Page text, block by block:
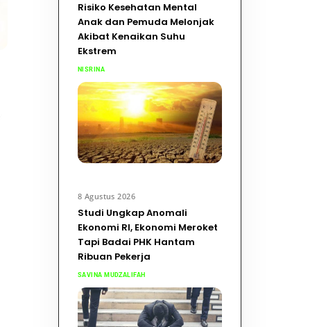
Risiko Kesehatan Mental
Anak dan Pemuda Melonjak
Akibat Kenaikan Suhu
Ekstrem
NISRINA
8 Agustus 2026
Studi Ungkap Anomali
Ekonomi RI, Ekonomi Meroket
Tapi Badai PHK Hantam
Ribuan Pekerja
SAVINA MUDZALIFAH